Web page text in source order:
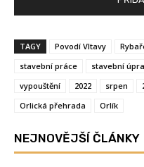
TAGY Povodí Vltavy
stavební práce
stavební
vypouštění
2022 srpen
Orlická přehrada
Orlík
NEJNOVĚJŠÍ ČLÁNKY